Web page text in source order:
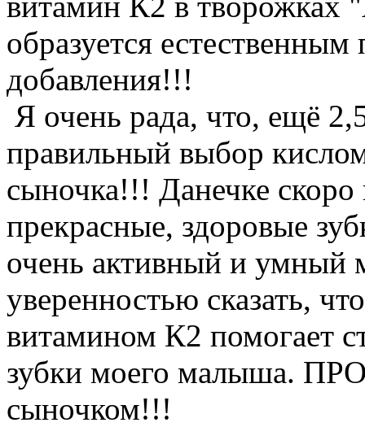
образуется естественным
добавления!!!
Я очень рада, что, ещё
правильный выбор
сыночка!!! Данечке скоро
прекрасные, здоровые
очень активный и умный
уверенностью сказать,
витамином К2 помогает
зубки моего малыша.
сыночком!!!